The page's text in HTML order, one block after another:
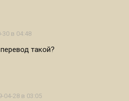
30 в 04:48
такой?
04-28 в 03:05